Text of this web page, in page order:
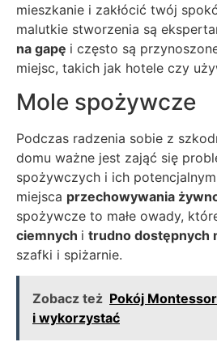
mieszkanie i zakłócić twój
malutkie stworzenia są
na gapę i często są
miejsc, takich jak hotele czy
Mole spożywcze
Podczas radzenia sobie z
domu ważne jest zająć się
spożywczych i ich
miejsca przechowywania
spożywcze to małe owady,
ciemnych i trudno dostępnych
szafki i spiżarnie.
Zobacz też Pokój
i wykorzystać